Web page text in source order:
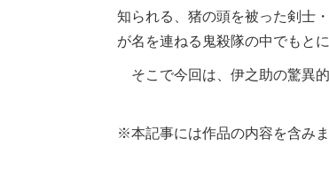
知られる、猪の頭を被った剣士
が名を連ねる鬼殺隊の中でもとに
そこで今回は、伊之助の驚異
※本記事には作品の内容を含み